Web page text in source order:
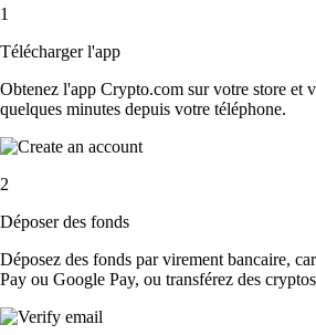
1
Télécharger l'app
Obtenez l'app Crypto.com sur votre store et
quelques minutes depuis votre téléphone.
2
Déposer des fonds
Déposez des fonds par virement bancaire,
Pay ou Google Pay, ou transférez des